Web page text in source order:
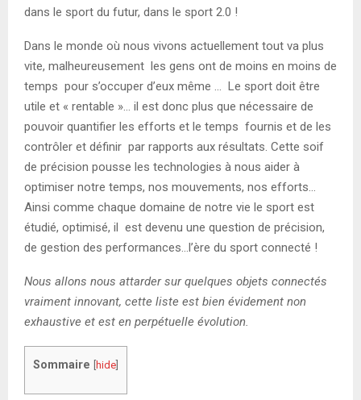
dans le sport du futur, dans le sport 2.0 !
Dans le monde où nous vivons actuellement tout va plus
vite, malheureusement les gens ont de moins en moins de
temps pour s’occuper d’eux même … Le sport doit être
utile et « rentable »… il est donc plus que nécessaire de
pouvoir quantifier les efforts et le temps fournis et de les
contrôler et définir par rapports aux résultats. Cette soif
de précision pousse les technologies à nous aider à
optimiser notre temps, nos mouvements, nos efforts…
Ainsi comme chaque domaine de notre vie le sport est
étudié, optimisé, il est devenu une question de précision,
de gestion des performances…l’ère du sport connecté !
Nous allons nous attarder sur quelques objets connectés
vraiment innovant, cette liste est bien évidement non
exhaustive et est en perpétuelle évolution.
Sommaire hide